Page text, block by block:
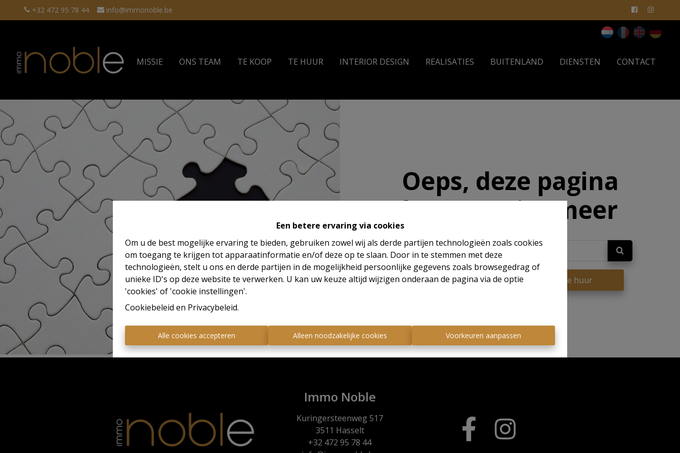
Een betere ervaring via cookies
Om u de best mogelijke ervaring te bieden, gebruiken zowel wij als derde partijen technologieën zoals cookies
om toegang te krijgen tot apparaatinformatie en/of deze op te slaan. Door in te stemmen met deze
technologieën, stelt u ons en derde partijen in de mogelijkheid persoonlijke gegevens zoals browsegedrag of
unieke ID's op deze website te verwerken. U kan uw keuze altijd wijzigen onderaan de pagina via de optie
'cookies' of 'cookie instellingen'.
Cookiebeleid en Privacybeleid.
Alle cookies accepteren Alleen noodzakelijke cookies Voorkeuren aanpassen
+32 472 95 78 44 info@immonoble.be
MISSIE ONS TEAM TE KOOP TE HUUR INTERIOR DESIGN REALISATIES BUITENLAND DIENSTEN CONTACT
Oeps, deze pagina
bestaat niet meer
Te koop Te huur
Immo Noble
Kuringersteenweg 517
3511 Hasselt
+32 472 95 78 44